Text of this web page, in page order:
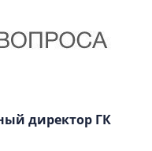
директор ГК